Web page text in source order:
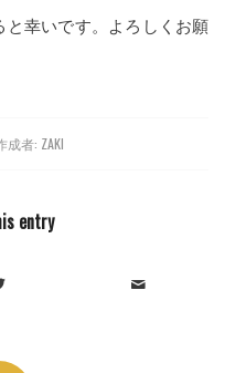
と幸いです。よろしくお願
成者: ZAKI
entry